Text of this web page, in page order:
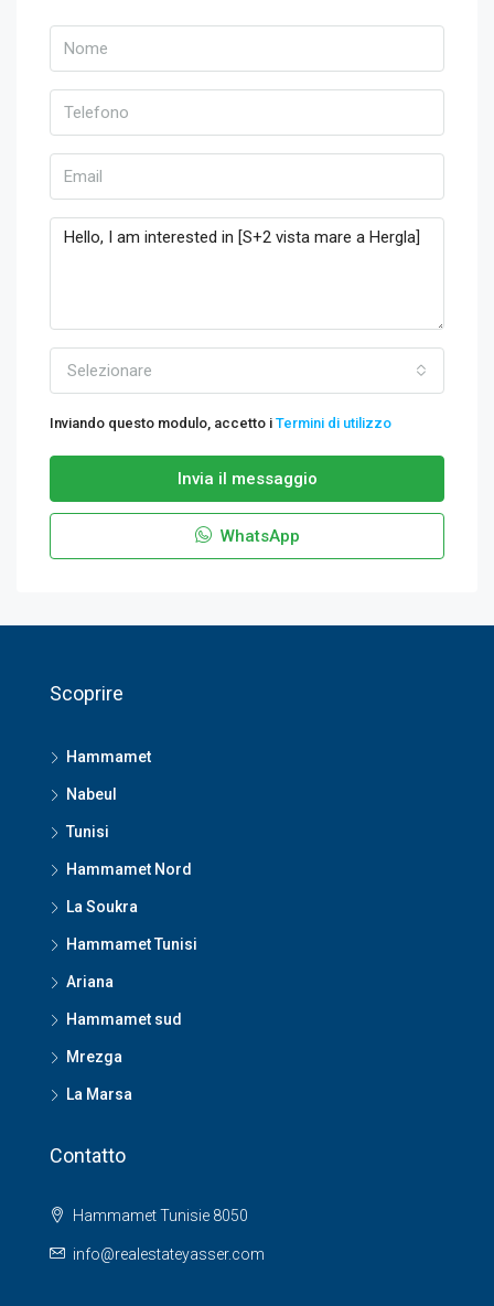
Selezionare
Inviando questo modulo, accetto i Termini di utilizzo
Invia il messaggio
WhatsApp
Scoprire
Hammamet
Nabeul
Tunisi
Hammamet Nord
La Soukra
Hammamet Tunisi
Ariana
Hammamet sud
Mrezga
La Marsa
Contatto
Hammamet Tunisie 8050
info@realestateyasser.com